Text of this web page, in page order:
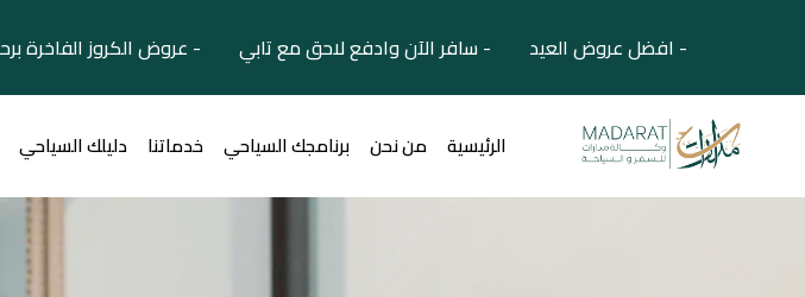
- افضل عروض العيد - سافر الآن وادفع لاحق مع تابي - عروض الكروز الفاخرة
الرئيسية من نحن برنامجك السياحي خدماتنا دليلك السياحي